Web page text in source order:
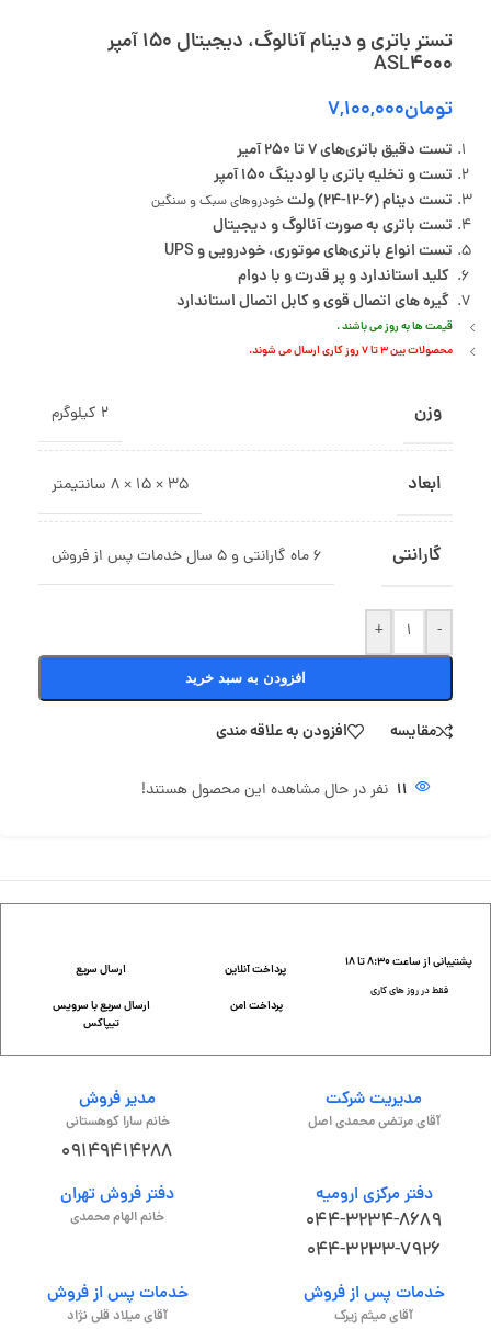
تستر باتری و دینام آنالوگ، دیجیتال 150 آمپر
ASL4000
تومان۷,۱۰۰,۰۰۰
تست دقیق باتری‌های 7 تا 250 آمیر
تست و تخلیه باتری با لودینگ 150 آمپر
تست دینام (6-12-24) ولت
خودروهای سبک و سنگین
تست باتری به صورت آنالوگ و دیجیتال
تست انواع باتری‌های موتوری، خودرویی و UPS
کلید استاندارد و پر قدرت و با دوام
گیره های اتصال قوی و کابل اتصال استاندارد
قیمت ها به روز می باشند .
محصولات بین 3 تا 7 روز کاری ارسال می شوند.
وزن 2 کیلوگرم
ابعاد 35 × 15 × 8 سانتیمتر
گارانتی 6 ماه گارانتی و 5 سال خدمات پس از فروش
-
+
افزودن به سبد خرید
مقایسه افزودن به علاقه مندی
11 نفر در حال مشاهده این محصول هستند!
پشتیبانی از ساعت 8:30 تا 18
فقط در روز های کاری
پرداخت آنلاین
پرداخت امن
ارسال سریع
ارسال سریع با سرویس
تیپاکس
مدیریت شرکت
آقای مرتضی محمدی اصل
مدیر فروش
خانم سارا کوهستانی
09149414288
دفتر مرکزی ارومیه
044-3234-8689
044-3233-7926
دفتر فروش تهران
خانم الهام محمدی
خدمات پس از فروش
آقای میثم زیرک
خدمات پس از فروش
آقای میلاد قلی نژاد